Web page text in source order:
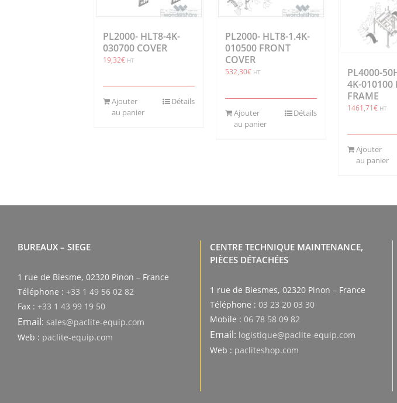
PL2000- HLT8-4K-
030700 COVER
19,32€ HT
Ajouter
au panier
Détails
PL2000- HLT8-1.4K-
010500 FRONT
COVER
532,30€ HT
Ajouter
au panier
Détails
PL4000-
4K-010100
FRAME
1461,71€ HT
Ajouter
au panier
BUREAUX – SIEGE
1 rue de Biesme, 02320 Pinon – France
Téléphone : +33 1 49 56 02 82
Fax : +33 1 43 99 19 50
Email: sales@paclite-equip.com
Web : paclite-equip.com
CENTRE TECHNIQUE MAINTENANCE,
PIÈCES DÉTACHÉES
1 rue de Biesmes, 02320 Pinon – France
Téléphone : 03 23 20 03 30
Mobile : 06 78 58 09 82
Email: logistique@paclite-equip.com
Web : pacliteshop.com